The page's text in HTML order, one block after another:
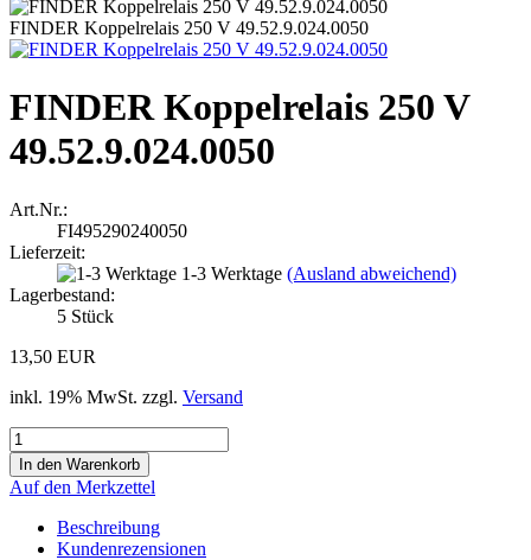
FINDER Koppelrelais 250 V 49.52.9.024.0050
FINDER Koppelrelais 250 V
49.52.9.024.0050
Art.Nr.:
FI495290240050
Lieferzeit:
1-3 Werktage (Ausland abweichend)
Lagerbestand:
5 Stück
13,50 EUR
inkl. 19% MwSt. zzgl. Versand
Auf den Merkzettel
Beschreibung
Kundenrezensionen